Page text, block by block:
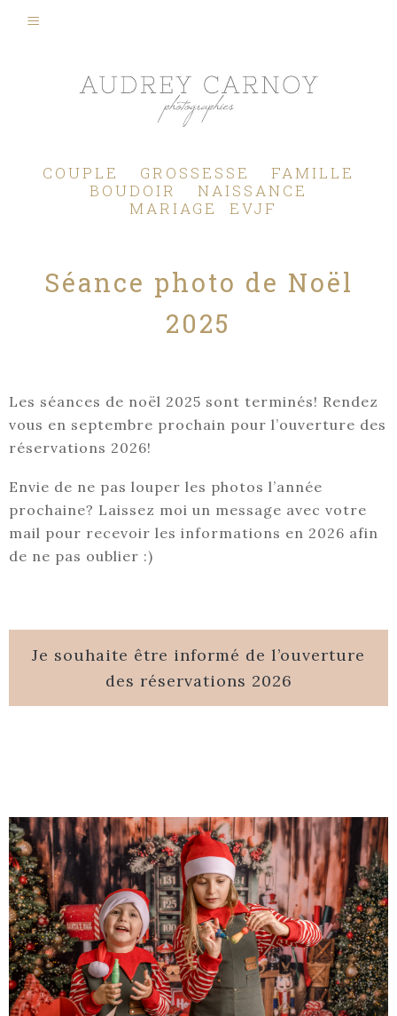
COUPLE GROSSESSE
FAMILLE
BOUDOIR
NAISSANCE
MARIAGE
EVJF
Séance photo de Noël
2025
Les séances de noël 2025 sont terminés! Rendez
vous en septembre prochain pour l’ouverture des
réservations 2026!
Envie de ne pas louper les photos l’année
prochaine? Laissez moi un message avec votre
mail pour recevoir les informations en 2026 afin
de ne pas oublier :)
Je souhaite être informé de l’ouverture
des réservations 2026